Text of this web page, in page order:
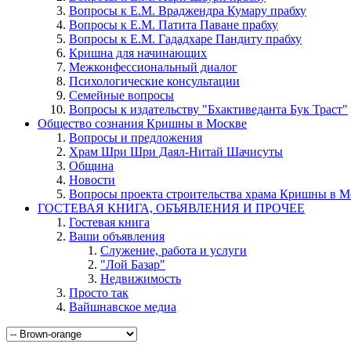
Вопросы к Е.М. Враджендра Кумару прабху
Вопросы к Е.М. Патита Паване прабху
Вопросы к Е.М. Гададхаре Пандиту прабху
Кришна для начинающих
Межконфессиональный диалог
Психологические консультации
Семейные вопросы
Вопросы к издательству "Бхактиведанта Бук Траст"
Общество сознания Кришны в Москве
Вопросы и предложения
Храм Шри Шри Даял-Нитай Шачисуты
Община
Новости
Вопросы проекта строительства храма Кришны в
ГОСТЕВАЯ КНИГА, ОБЪЯВЛЕНИЯ И ПРОЧЕЕ
Гостевая книга
Ваши объявления
Служение, работа и услуги
"Лой Базар"
Недвижимость
Просто так
Вайшнавское медиа